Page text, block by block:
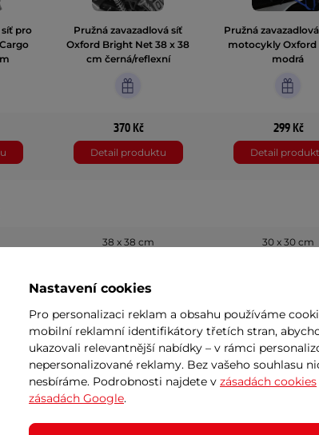
síť pro
Pružná zavazadlová síť
Oxford Bright Net 38 x 38
cm černá/reflexní
Pružná
motocykly Oxford
modrá
370 Kč
Detail produktu
299 Kč
Detail
38 x 38 cm 30 x 30 cm
Pro motocykly
Nastavení cookies
Pro personalizaci reklam a obsahu používáme
mobilní reklamní identifikátory třetích stran,
ukazovali relevantnější nabídky – v rámci
nepersonalizované reklamy. Bez vašeho souhlasu
nesbíráme. Podrobnosti najdete v zásadách cookies
zásadách Google.